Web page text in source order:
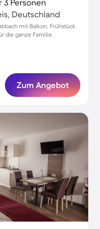
3 Personen
Deutschland
mit Balkon, Frühstück
die ganze Familie
Zum Angebot